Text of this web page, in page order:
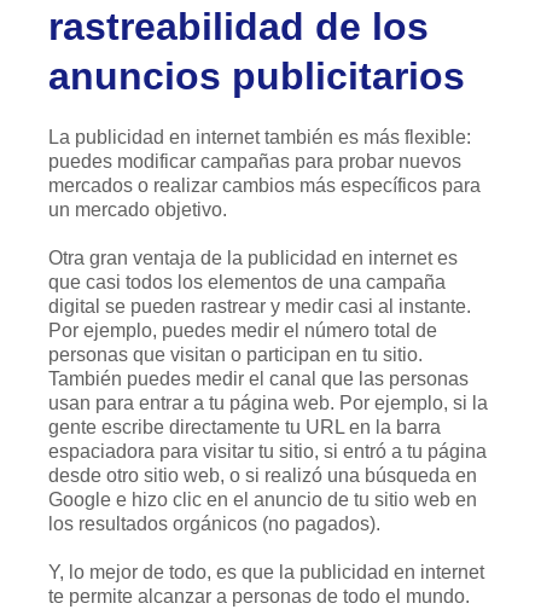
rastreabilidad de los
anuncios publicitarios
La publicidad en internet también es más flexible:
puedes modificar campañas para probar nuevos
mercados o realizar cambios más específicos para
un mercado objetivo.
Otra gran ventaja de la publicidad en internet es
que casi todos los elementos de una campaña
digital se pueden rastrear y medir casi al instante.
Por ejemplo, puedes medir el número total de
personas que visitan o participan en tu sitio.
También puedes medir el canal que las personas
usan para entrar a tu página web. Por ejemplo, si la
gente escribe directamente tu URL en la barra
espaciadora para visitar tu sitio, si entró a tu página
desde otro sitio web, o si realizó una búsqueda en
Google e hizo clic en el anuncio de tu sitio web en
los resultados orgánicos (no pagados).
Y, lo mejor de todo, es que la publicidad en internet
te permite alcanzar a personas de todo el mundo.